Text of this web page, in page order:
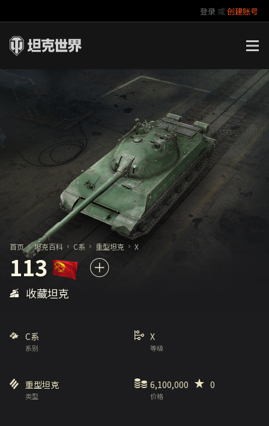
登录 或创建账号
你好，吾久
万圣节
《以战止战》
官方自媒体
首页 坦克百科 C系 重型坦克 X
113
收藏坦克
系别
C系
等级
X
类型
重型坦克
价格
6,100,000 0